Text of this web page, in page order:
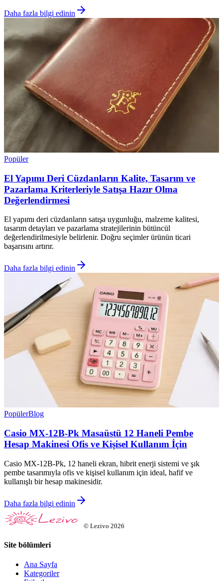
Daha fazla bilgi edinin
Popüler
El Yapımı Deri Cüzdanların Kalite, Tasarım ve
Pazarlama Kriterleriyle Satışa Hazır Olma
Değerlendirmesi
El yapımı deri cüzdanların satışa uygunluğu, malzeme kalitesi,
tasarım detayları ve pazarlama stratejilerinin bütüncül
değerlendirilmesiyle belirlenir. Doğru seçimler ürünün ticari
başarısını artırır.
Daha fazla bilgi edinin
PopülerBlog
Casio MX-12B-Pk Masaüstü 12 Haneli Pembe
Hesap Makinesi Ofis ve Kişisel Kullanım İçin
Casio MX-12B-Pk, 12 haneli ekran, hibrit enerji sistemi ve şık
pembe tasarımıyla ofis ve kişisel kullanım için ideal, hafif ve
kullanışlı bir hesap makinesidir.
Daha fazla bilgi edinin
© Lezivo 2026
Site bölümleri
Ana Sayfa
Kategoriler